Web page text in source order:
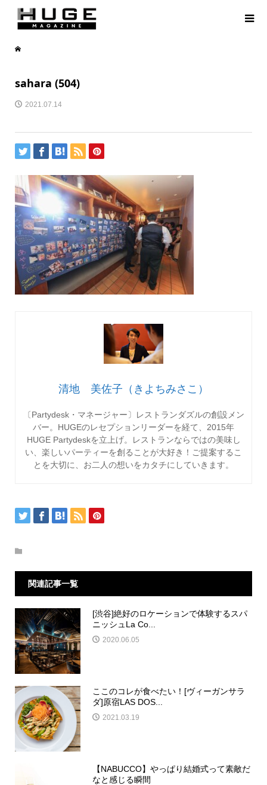
sahara (504)
2021.07.14
清地 美佐子（きよちみさこ）
〔Partydesk・マネージャー〕レストランダズルの創設メン
バー。HUGEのレセプションリーダーを経て、2015年
HUGE Partydeskを立上げ。レストランならではの美味し
い、楽しいパーティーを創ることが大好き！ご提案するこ
とを大切に、お二人の想いをカタチにしていきます。
関連記事一覧
[渋谷]絶好のロケーションで体験するスパ
ニッシュLa Co...
2020.06.05
ここのコレが食べたい！[ヴィーガンサラ
ダ]原宿LAS DOS...
2021.03.19
【NABUCCO】やっぱり結婚式って素敵だ
なと感じる瞬間